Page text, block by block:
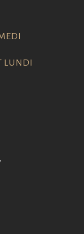
LUNDI